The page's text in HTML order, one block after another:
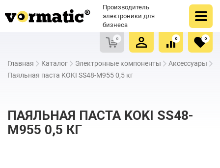
Производитель
электроники для
бизнеса
0
Очистить список сравнения
0
Очистить избранное
0
Главная Каталог Электронные компоненты
Аксессуары
Паяльная паста KOKI SS48-M955 0,5 кг
ПАЯЛЬНАЯ ПАСТА KOKI SS48-
M955 0,5 КГ